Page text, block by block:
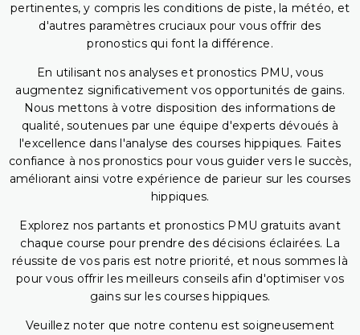
pertinentes, y compris les conditions de piste, la météo, et
d'autres paramètres cruciaux pour vous offrir des
pronostics qui font la différence.
En utilisant nos analyses et pronostics PMU, vous
augmentez significativement vos opportunités de gains.
Nous mettons à votre disposition des informations de
qualité, soutenues par une équipe d'experts dévoués à
l'excellence dans l'analyse des courses hippiques. Faites
confiance à nos pronostics pour vous guider vers le succès,
améliorant ainsi votre expérience de parieur sur les courses
hippiques.
Explorez nos partants et pronostics PMU gratuits avant
chaque course pour prendre des décisions éclairées. La
réussite de vos paris est notre priorité, et nous sommes là
pour vous offrir les meilleurs conseils afin d'optimiser vos
gains sur les courses hippiques.
Veuillez noter que notre contenu est soigneusement